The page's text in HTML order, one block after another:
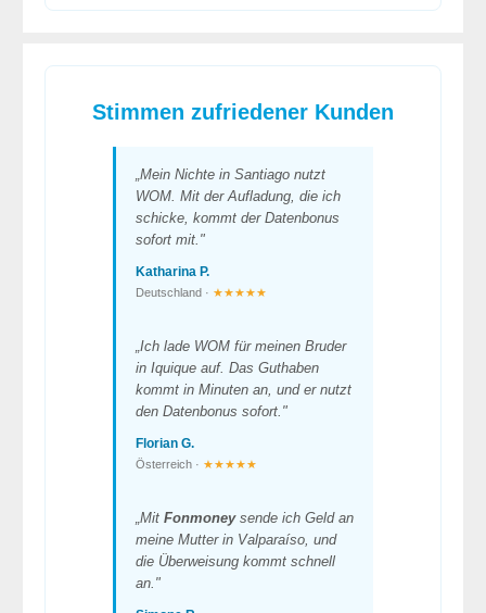
Stimmen zufriedener Kunden
„Mein Nichte in Santiago nutzt
WOM. Mit der Aufladung, die ich
schicke, kommt der Datenbonus
sofort mit."
Katharina P.
Deutschland · ★★★★★
„Ich lade WOM für meinen Bruder
in Iquique auf. Das Guthaben
kommt in Minuten an, und er nutzt
den Datenbonus sofort."
Florian G.
Österreich · ★★★★★
„Mit Fonmoneysende ich Geld an
meine Mutter in Valparaíso, und
die Überweisung kommt schnell
an."